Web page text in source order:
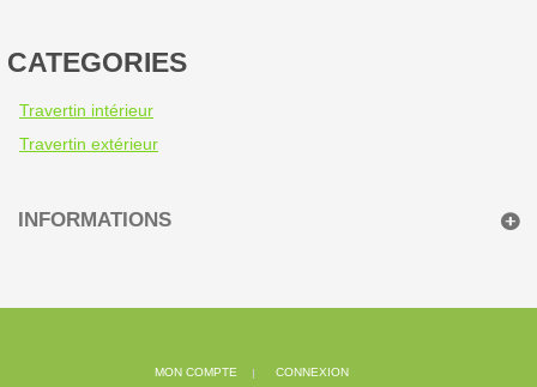
CATEGORIES
Travertin intérieur
Travertin extérieur
INFORMATIONS
MON COMPTE CONNEXION